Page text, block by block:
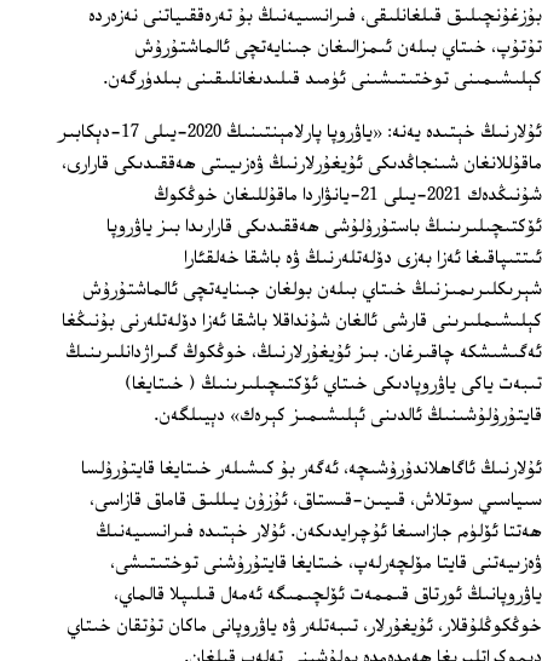
بۇزغۇنچىلىق قىلغانلىقى، فىرانسىيەنىڭ بۇ تەرەققىياتنى نەزەردە
تۇتۇپ، خىتاي بىلەن ئىمزالىغان جىنايەتچى ئالماشتۇرۇش
كېلىشىمىنى توختىتىشىنى ئۈمىد قىلىدىغانلىقىنى بىلدۈرگەن.
ئۇلارنىڭ خېتىدە يەنە: «ياۋروپا پارلامېنتىنىڭ 2020-يىلى 17-دېكابىر
ماقۇللانغان شىنجاڭدىكى ئۇيغۇرلارنىڭ ۋەزىيىتى ھەققىدىكى قارارى،
شۇنىڭدەك 2021-يىلى 21-يانۋاردا ماقۇللىغان خوڭكوڭ
ئۆكتىچىلىرىنىڭ باستۇرۇلۇشى ھەققىدىكى قارارىدا بىز ياۋروپا
ئىتتىپاقىغا ئەزا بەزى دۆلەتلەرنىڭ ۋە باشقا خەلقئارا
شېرىكلىرىمىزنىڭ خىتاي بىلەن بولغان جىنايەتچى ئالماشتۇرۇش
كېلىشىملىرىنى قارشى ئالغان شۇنداقلا باشقا ئەزا دۆلەتلەرنى بۇنىڭغا
ئەگىشىشكە چاقىرغان. بىز ئۇيغۇرلارنىڭ، خوڭكوڭ گىراژدانلىرىنىڭ
تىبەت ياكى ياۋروپادىكى خىتاي ئۆكتىچىلىرىنىڭ ( خىتايغا)
قايتۇرۇلۇشىنىڭ ئالدىنى ئېلىشىمىز كېرەك» دېيىلگەن.
ئۇلارنىڭ ئاگاھلاندۇرۇشىچە، ئەگەر بۇ كىشىلەر خىتايغا قايتۇرۇلسا
سىياسىي سوتلاش، قىيىن-قىستاق، ئۇزۇن يىللىق قاماق قازاسى،
ھەتتا ئۆلۈم جازاسىغا ئۇچرايدىكەن. ئۇلار خېتىدە فىرانسىيەنىڭ
ۋەزىيەتنى قايتا مۆلچەرلەپ، خىتايغا قايتۇرۇشنى توختىتىشى،
ياۋروپانىڭ ئورتاق قىممەت ئۆلچىمىگە ئەمەل قىلىپلا قالماي،
خوڭكوڭلۇقلار، ئۇيغۇرلار، تىبەتلەر ۋە ياۋروپانى ماكان تۇتقان خىتاي